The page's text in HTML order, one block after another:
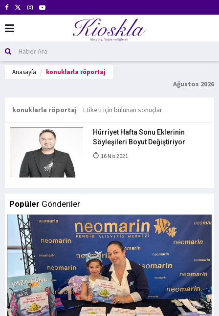
Anasayfa konuklarla röportaj
Ağustos 2026
konuklarla röportaj Etiketi için bulunan sonuçlar
Hürriyet Hafta Sonu Eklerinin
Söyleşileri Boyut Değiştiriyor
16 Nis 2021
Popüler Gönderiler